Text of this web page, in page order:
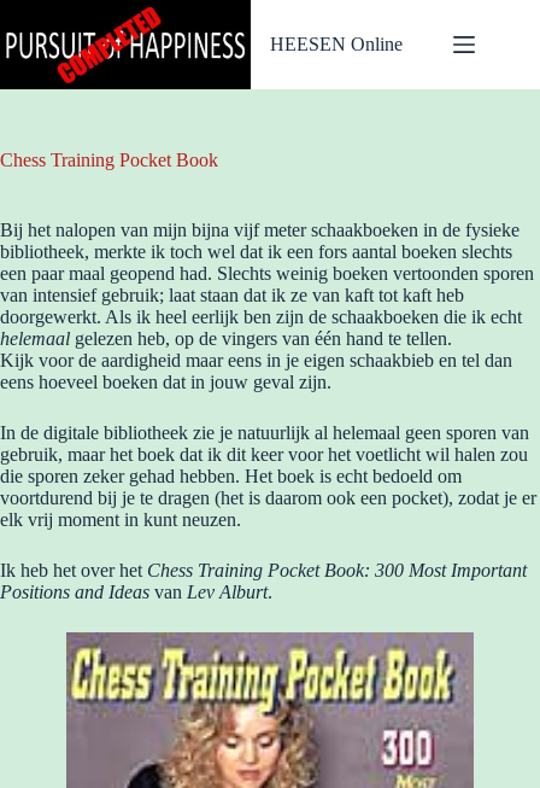
naar
de
HEESEN Online
Chess Training Pocket Book
Bij het nalopen van mijn bijna vijf meter schaakboeken in de fysieke
bibliotheek, merkte ik toch wel dat ik een fors aantal boeken slechts
een paar maal geopend had. Slechts weinig boeken vertoonden sporen
van intensief gebruik; laat staan dat ik ze van kaft tot kaft heb
doorgewerkt. Als ik heel eerlijk ben zijn de schaakboeken die ik echt
helemaal gelezen heb, op de vingers van één hand te tellen.
Kijk voor de aardigheid maar eens in je eigen schaakbieb en tel dan
eens hoeveel boeken dat in jouw geval zijn.
In de digitale bibliotheek zie je natuurlijk al helemaal geen sporen van
gebruik, maar het boek dat ik dit keer voor het voetlicht wil halen zou
die sporen zeker gehad hebben. Het boek is echt bedoeld om
voortdurend bij je te dragen (het is daarom ook een pocket), zodat je er
elk vrij moment in kunt neuzen.
Ik heb het over het Chess Training Pocket Book: 300 Most Important
Positions and Ideas van Lev Alburt.